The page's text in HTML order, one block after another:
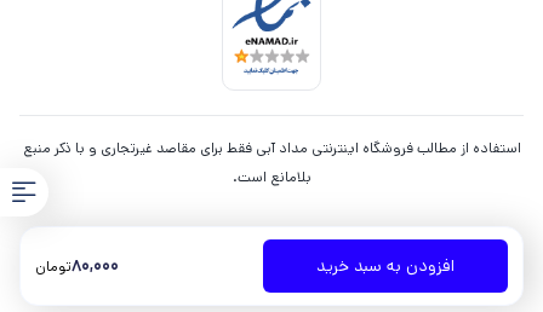
افزودن به سبد خرید 80,000تومان
استفاده از مطالب فروشگاه اینترنتی مداد آبی فقط برای مقاصد غیرتجاری و با ذکر منبع
بلامانع است.